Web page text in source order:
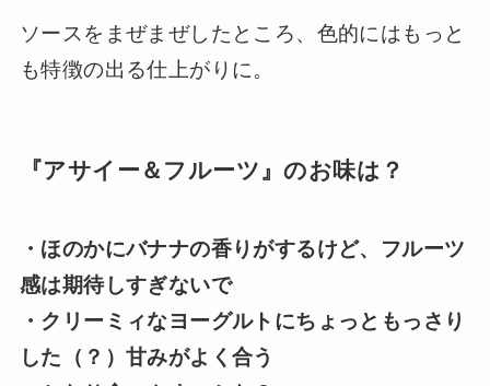
ソースをまぜまぜしたところ、色的にはもっと
も特徴の出る仕上がりに。
『アサイー＆フルーツ』のお味は？
・ほのかにバナナの香りがするけど、フルーツ
感は期待しすぎないで
・クリーミィなヨーグルトにちょっともっさり
した（？）甘みがよく合う